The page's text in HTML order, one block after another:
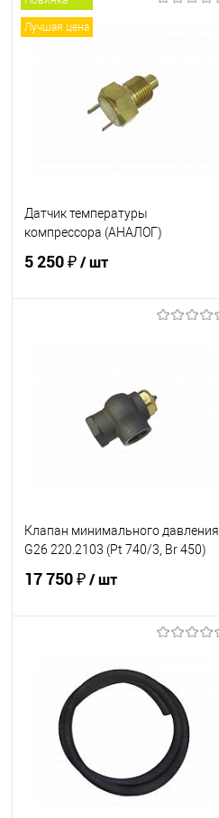
В избранное
Лучшая цена
Датчик температуры
компрессора (АНАЛОГ)
5 250 ₽/ шт
В избранное
Под заказ
Клапан минимального давления
G26 220.2103 (Pt 740/3, Br 450)
17 750 ₽/ шт
Купить в 1 клик
К сравнению
В избранное
В наличии